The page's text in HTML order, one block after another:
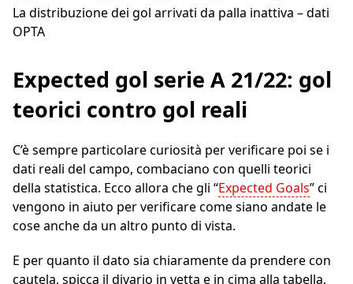
La distribuzione dei gol arrivati da palla inattiva – dati
OPTA
Expected gol serie A 21/22: gol
teorici contro gol reali
C’è sempre particolare curiosità per verificare poi se i
dati reali del campo, combaciano con quelli teorici
della statistica. Ecco allora che gli “Expected Goals” ci
vengono in aiuto per verificare come siano andate le
cose anche da un altro punto di vista.
E per quanto il dato sia chiaramente da prendere con
cautela, spicca il divario in vetta e in cima alla tabella,